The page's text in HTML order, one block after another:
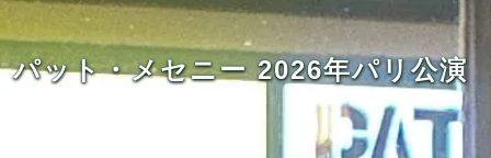
パット・メセニー 2026年パリ公演